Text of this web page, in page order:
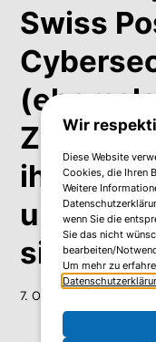
Swiss
Zwei IT-
ihre
um
sicherer
7. Okt. 2024
Wir
Diese Website
Cookies, die Ihren
Weitere
wenn Sie die
Sie das nicht
bearbeiten/
Um mehr zu